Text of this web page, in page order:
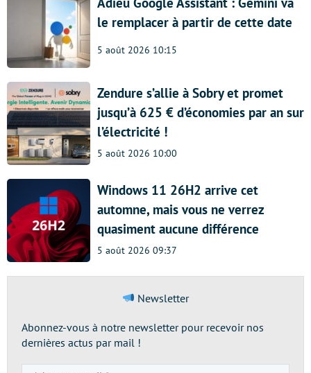
le remplacer à partir de cette date
5 août 2026 10:15
Zendure s’allie à Sobry et promet
jusqu’à 625 € d’économies par an sur
l’électricité !
5 août 2026 10:00
Windows 11 26H2 arrive cet
automne, mais vous ne verrez
quasiment aucune différence
5 août 2026 09:37
Newsletter
Abonnez-vous à notre newsletter pour recevoir nos
dernières actus par mail !